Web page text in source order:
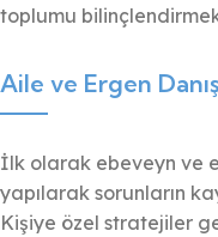
toplumu
Aile ve Ergen
İlk olarak ebeveyn ve
yapılarak sorunların
Kişiye özel stratejiler